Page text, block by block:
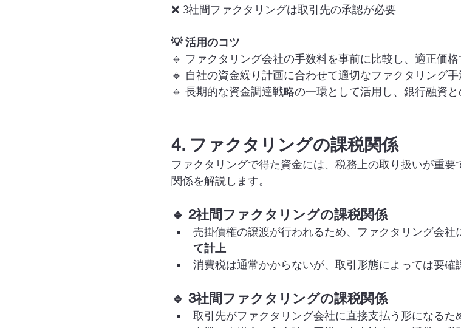
❌ 3社間ファクタリングは取引先の承認が必要
💡 活用のコツ
🔹 ファクタリング会社の手数料を事前に比較し、適正価
🔹 自社の資金繰り計画に合わせて適切なファクタリング
🔹 長期的な資金調達戦略の一環として活用し、銀行融資
4. ファクタリングの課税関係
ファクタリングで得た資金には、税務上の取り扱いが重
関係を解説します。
🔹 2社間ファクタリングの課税関係
売掛債権の譲渡が行われるため、ファクタリング会社
て計上
消費税は通常かからないが、取引形態によっては要確
🔹 3社間ファクタリングの課税関係
取引先がファクタリング会社に直接支払う形になるた